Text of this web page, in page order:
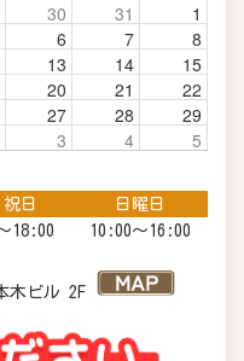
30 31
1
6 7
8
13 14
15
20 21
22
27 28
29
3 4 5
日
日曜日
18:00 10:00～16:00
木ビル 2F